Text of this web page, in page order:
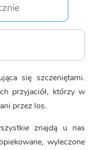
się szczeniętami.
przyjaciół, którzy w
przez los.
znajdą u nas
wyleczone